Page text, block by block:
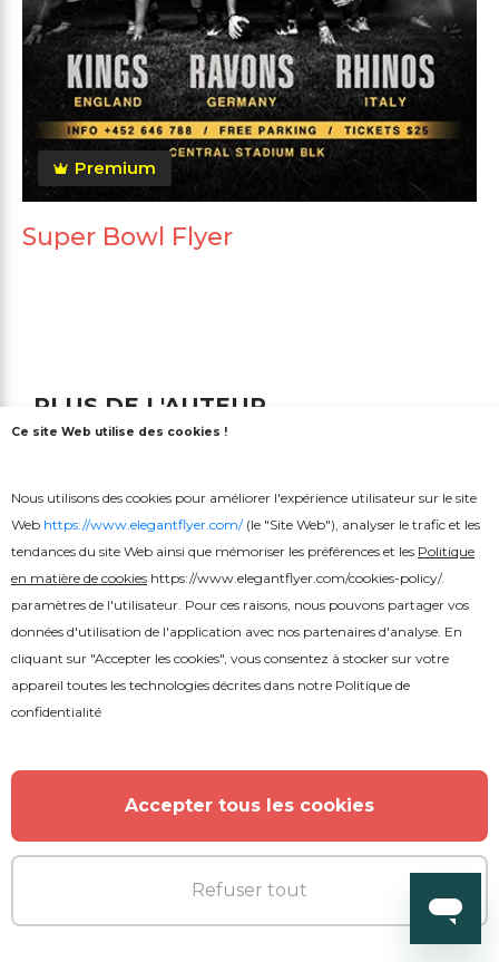
Premium
Super Bowl Flyer
PLUS DE L'AUTEUR
Ce site Web utilise des cookies !
Nous utilisons des cookies pour améliorer l'expérience utilisateur sur le site
Web https://www.elegantflyer.com/(le "Site Web"), analyser le trafic et les
tendances du site Web ainsi que mémoriser les préférences et les Politique
en matière de cookies https://www.elegantflyer.com/cookies-policy/.
paramètres de l'utilisateur. Pour ces raisons, nous pouvons partager vos
données d'utilisation de l'application avec nos partenaires d'analyse. En
cliquant sur "Accepter les cookies", vous consentez à stocker sur votre
appareil toutes les technologies décrites dans notre Politique de
confidentialité
Accepter tous les cookies
Refuser tout